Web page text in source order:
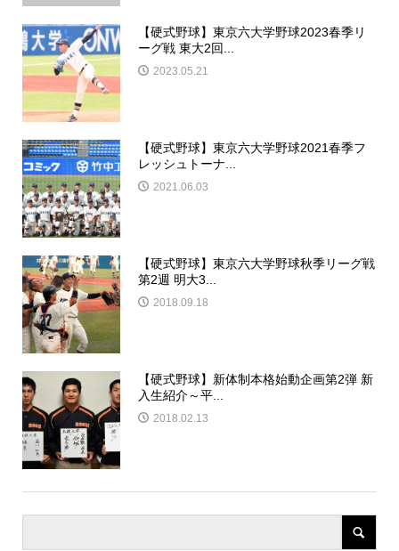
【硬式野球】東京六大学野球2023春季リ
ーグ戦 東大2回...
2023.05.21
【硬式野球】東京六大学野球2021春季フ
レッシュトーナ...
2021.06.03
【硬式野球】東京六大学野球秋季リーグ戦
第2週 明大3...
2018.09.18
【硬式野球】新体制本格始動企画第2弾 新
入生紹介～平...
2018.02.13